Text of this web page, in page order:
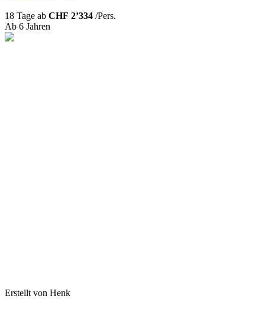
18 Tage ab CHF 2’334 /Pers.
Ab 6 Jahren
Erstellt von Henk